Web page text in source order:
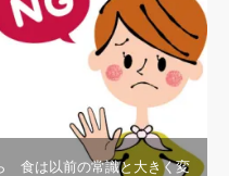
食は以前の常識と大きく変